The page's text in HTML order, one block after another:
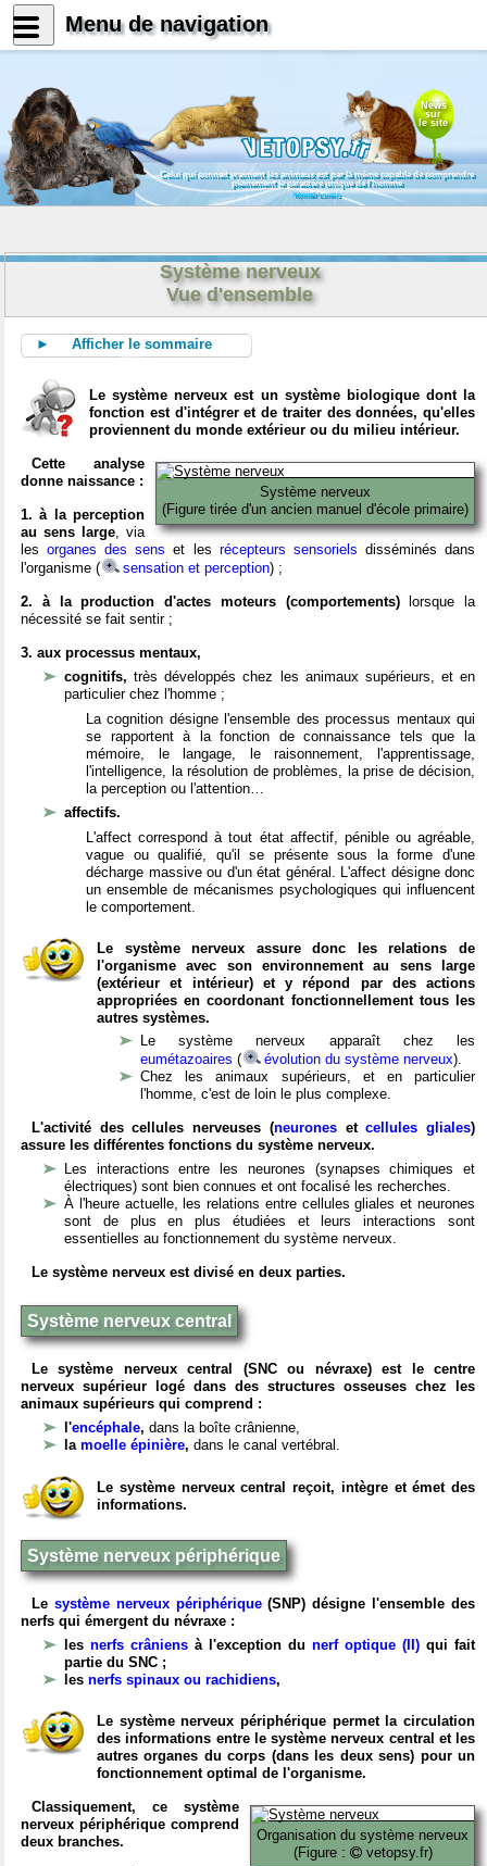
News
sur
le site
Celui qui connait vraiment les animaux est par là même capable de comprendre
pleinement le caractère unique de l'homme
Konrad Lorenz
Système nerveux
Vue d'ensemble
► Afficher le sommaire
Le système nerveux est un système biologique dont la
fonction est d'intégrer et de traiter des données, qu'elles
proviennent du monde extérieur ou du milieu intérieur.
Système nerveux
(Figure tirée d'un ancien manuel d'école primaire)
Cette analyse
donne naissance :
1. à la perception
au sens large, via
lesorganes des sens et les récepteurs sensoriels disséminés dans
l'organisme (
sensation et perception) ;
2. à la production d'actes moteurs (comportements)lorsque la
nécessité se fait sentir ;
3. aux processus mentaux,
cognitifs,très développés chez les animaux supérieurs, et en
particulier chez l'homme ;
La cognition désigne l'ensemble des processus mentaux qui
se rapportent à la fonction de connaissance tels que la
mémoire, le langage, le raisonnement, l'apprentissage,
l'intelligence, la résolution de problèmes, la prise de décision,
la perception ou l'attention…
affectifs.
L'affect correspond à tout état affectif, pénible ou agréable,
vague ou qualifié, qu'il se présente sous la forme d'une
décharge massive ou d'un état général. L'affect désigne donc
un ensemble de mécanismes psychologiques qui influencent
le comportement.
Le système nerveux assure donc les relations de
l'organisme avec son environnement au sens large
(extérieur et intérieur) et y répond par des actions
appropriées en coordonant fonctionnellement tous les
autres systèmes.
Le système nerveux apparaît chez les
eumétazoaires ( évolution du système nerveux).
Chez les animaux supérieurs, et en particulier
l'homme, c'est de loin le plus complexe.
L'activité des cellules nerveuses (neuronesetcellules gliales)
assure les différentes fonctions du système nerveux.
Les interactions entre les neurones (synapses chimiques et
électriques) sont bien connues et ont focalisé les recherches.
À l'heure actuelle, les relations entre cellules gliales et neurones
sont de plus en plus étudiées et leurs interactions sont
essentielles au fonctionnement du système nerveux.
Le système nerveux est divisé en deux parties.
Système nerveux central
Le système nerveux central (SNC ou névraxe) est le centre
nerveux supérieur logé dans des structures osseuses chez les
animaux supérieurs qui comprend :
l'encéphale, dans la boîte crânienne,
la moelle épinière, dans le canal vertébral.
Le système nerveux central reçoit, intègre et émet des
informations.
Système nerveux périphérique
Le système nerveux périphérique(SNP) désigne l'ensemble des
nerfs qui émergent du névraxe :
les nerfs crâniens à l'exception du nerf optique (II) qui fait
partie du SNC ;
les nerfs spinaux ou rachidiens,
Le système nerveux périphérique permet la circulation
des informations entre le système nerveux central et les
autres organes du corps (dans les deux sens) pour un
fonctionnement optimal de l'organisme.
Organisation du système nerveux
(Figure :
vetopsy.fr)
Classiquement, ce système
nerveux périphérique comprend
deux branches.
Menu de navigation